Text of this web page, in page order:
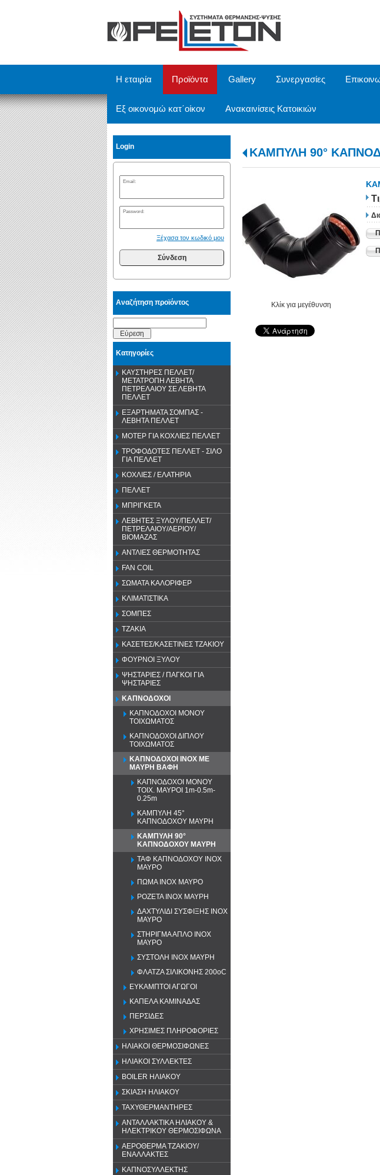
Η εταιρία Προϊόντα Gallery Συνεργασίες
Εξ οικονομώ κατ΄οίκον Ανακαινίσεις Κατοικιών
Login
Email:
Password:
Ξέχασα τον κωδικό μου
Σύνδεση
Αναζήτηση προϊόντος
Εύρεση
Κατηγορίες
ΚΑΥΣΤΗΡΕΣ ΠΕΛΛΕΤ/
ΜΕΤΑΤΡΟΠΗ ΛΕΒΗΤΑ
ΠΕΤΡΕΛΑΙΟΥ ΣΕ ΛΕΒΗΤΑ
ΠΕΛΛΕΤ
ΕΞΑΡΤΗΜΑΤΑ ΣΟΜΠΑΣ -
ΛΕΒΗΤΑ ΠΕΛΛΕΤ
ΜΟΤΕΡ ΓΙΑ ΚΟΧΛΙΕΣ ΠΕΛΛΕΤ
ΤΡΟΦΟΔΟΤΕΣ ΠΕΛΛΕΤ - ΣΙΛΟ
ΓΙΑ ΠΕΛΛΕΤ
ΚΟΧΛΙΕΣ / ΕΛΑΤΗΡΙΑ
ΠΕΛΛΕΤ
ΜΠΡΙΓΚΕΤΑ
ΛΕΒΗΤΕΣ ΞΥΛΟΥ/ΠΕΛΛΕΤ/
ΠΕΤΡΕΛΑΙΟΥ/ΑΕΡΙΟΥ/
ΒΙΟΜΑΖΑΣ
ΑΝΤΛΙΕΣ ΘΕΡΜΟΤΗΤΑΣ
FAN COIL
ΣΩΜΑΤΑ ΚΑΛΟΡΙΦΕΡ
ΚΛΙΜΑΤΙΣΤΙΚΑ
ΣΟΜΠΕΣ
ΤΖΑΚΙΑ
ΚΑΣΕΤΕΣ/ΚΑΣΕΤΙΝΕΣ ΤΖΑΚΙΟΥ
ΦΟΥΡΝΟΙ ΞΥΛΟΥ
ΨΗΣΤΑΡΙΕΣ / ΠΑΓΚΟΙ ΓΙΑ
ΨΗΣΤΑΡΙΕΣ
ΚΑΠΝΟΔΟΧΟΙ
ΚΑΠΝΟΔΟΧΟΙ ΜΟΝΟΥ
ΤΟΙΧΩΜΑΤΟΣ
ΚΑΠΝΟΔΟΧΟΙ ΔΙΠΛΟΥ
ΤΟΙΧΩΜΑΤΟΣ
ΚΑΠΝΟΔΟΧΟΙ ΙΝΟΧ ΜΕ
ΜΑΥΡΗ ΒΑΦΗ
ΚΑΠΝΟΔΟΧΟΙ ΜΟΝΟΥ
ΤΟΙΧ. ΜΑΥΡΟΙ 1m-0.5m-
0.25m
ΚΑΜΠΥΛΗ 45°
ΚΑΠΝΟΔΟΧΟΥ ΜΑΥΡΗ
ΚΑΜΠΥΛΗ 90°
ΚΑΠΝΟΔΟΧΟΥ ΜΑΥΡΗ
ΤΑΦ ΚΑΠΝΟΔΟΧΟΥ ΙΝΟΧ
ΜΑΥΡΟ
ΠΩΜΑ ΙΝΟΧ ΜΑΥΡΟ
ΡΟΖΕΤΑ ΙΝΟΧ ΜΑΥΡΗ
ΔΑΧΤΥΛΙΔΙ ΣΥΣΦΙΞΗΣ ΙΝΟΧ
ΜΑΥΡΟ
ΣΤΗΡΙΓΜΑ ΑΠΛΟ ΙΝΟΧ
ΜΑΥΡΟ
ΣΥΣΤΟΛΗ ΙΝΟΧ ΜΑΥΡΗ
ΦΛΑΤΖΑ ΣΙΛΙΚΟΝΗΣ 200oC
ΕΥΚΑΜΠΤΟΙ ΑΓΩΓΟΙ
ΚΑΠΕΛΑ ΚΑΜΙΝΑΔΑΣ
ΠΕΡΣΙΔΕΣ
ΧΡΗΣΙΜΕΣ ΠΛΗΡΟΦΟΡΙΕΣ
ΗΛΙΑΚΟΙ ΘΕΡΜΟΣΙΦΩΝΕΣ
ΗΛΙΑΚΟΙ ΣΥΛΛΕΚΤΕΣ
BOILER ΗΛΙΑΚΟΥ
ΣΚΙΑΣΗ ΗΛΙΑΚΟΥ
ΤΑΧΥΘΕΡΜΑΝΤΗΡΕΣ
ΑΝΤΑΛΛΑΚΤΙΚΑ ΗΛΙΑΚΟΥ &
ΗΛΕΚΤΡΙΚΟΥ ΘΕΡΜΟΣΙΦΩΝΑ
ΑΕΡΟΘΕΡΜΑ ΤΖΑΚΙΟΥ/
ΕΝΑΛΛΑΚΤΕΣ
ΚΑΠΝΟΣΥΛΛΕΚΤΗΣ
ΚΑΜΠΥΛΗ 90°
Κλίκ για μεγέθυνση